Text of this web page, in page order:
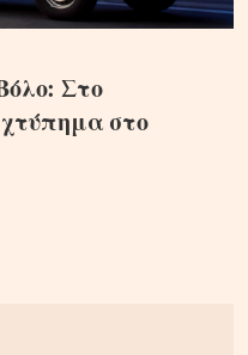
Στο
χτύπημα στο